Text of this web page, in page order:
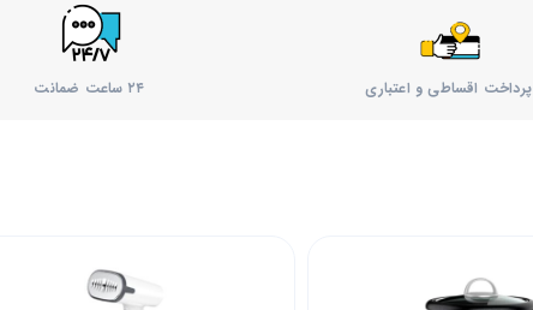
پرداخت اقساطی و اعتباری ۲۴ ساعت ضمانت